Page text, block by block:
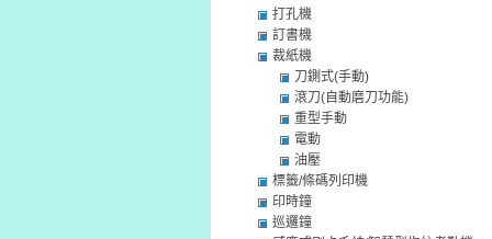
打孔機
訂書機
裁紙機
刀鍘式(手動)
滾刀(自動磨刀功能)
重型手動
電動
油壓
標籤/條碼列印機
印時鐘
巡邏鐘